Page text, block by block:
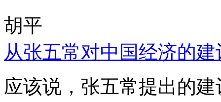
胡平
从张五常对中国经济的
应该说，张五常提出的